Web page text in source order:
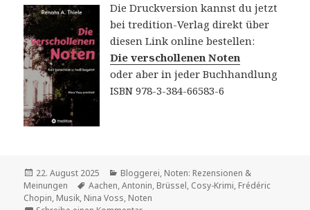
Die Druckversion kannst du jetzt
bei tredition-Verlag direkt über
diesen Link online bestellen:
Die verschollenen Noten
oder aber in jeder Buchhandlung
ISBN 978-3-384-66583-6
Veröffentlicht
am
22. August 2025 Kategorien
Bloggerei, Noten: Rezensionen &
Meinungen
Schlagwörter
Aachen,Antonin, Brüssel, Cosy-Krimi, Frédéric
Chopin, Musik, Nina Voss, Noten